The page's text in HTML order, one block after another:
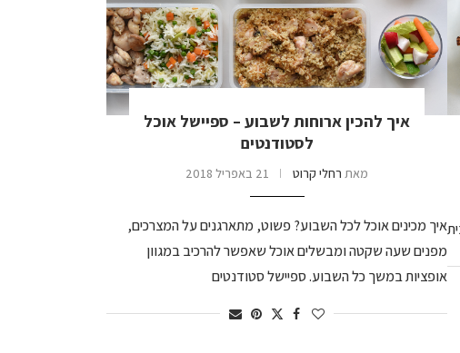
איך להכין ארוחות לשבוע – ספיישל אוכל
לסטודנטים
מאת רחלי קרוט 21 באפריל 2018
איך מכינים אוכל לכל השבוע? פשוט, מתארגנים על המצרכים,
מפנים שעה שקטה ומבשלים אוכל שאפשר להרכיב במגוון
אופציות במשך כל השבוע. ספיישל סטודנטים